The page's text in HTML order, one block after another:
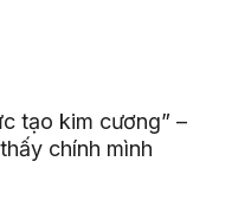
tạo kim cương” –
chính mình